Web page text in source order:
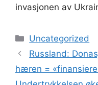
invasjonen av
Kategorier
Uncategorized
Russland:
hæren =